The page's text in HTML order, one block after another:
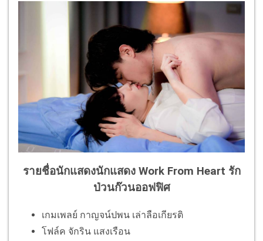
รายชื่อนักแสดงนักแสดง Work From Heart รัก
ป่วนก๊วนออฟฟิศ
เกมเพลย์ กาญจน์ปพน เล่าลือเกียรติ
โฟล์ค จักริน แสงเรือน